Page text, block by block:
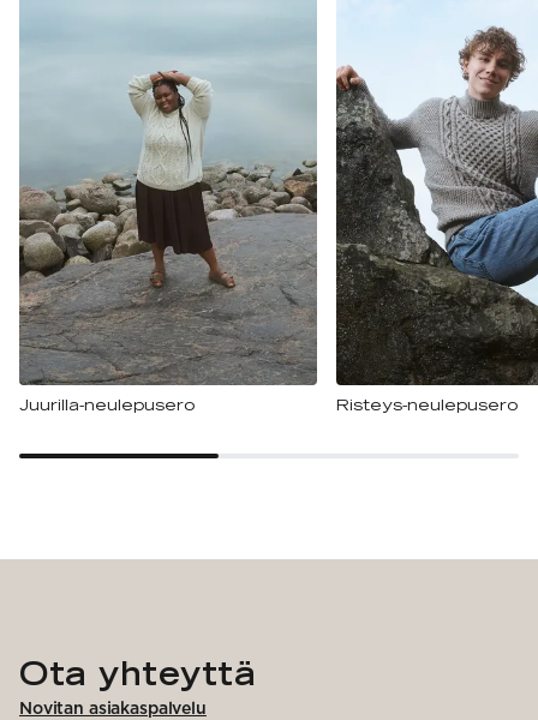
Juurilla-neulepusero Risteys-neulepusero
Ota yhteyttä
Novitan asiakaspalvelu